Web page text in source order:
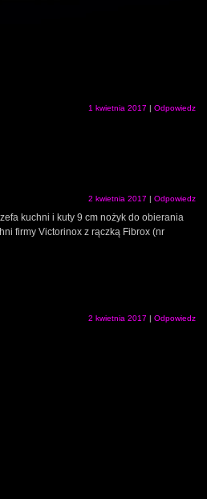
1 kwietnia 2017 | Odpowiedz
2 kwietnia 2017 | Odpowiedz
kuchni i kuty 9 cm nożyk do obierania
firmy Victorinox z rączką Fibrox (nr
2 kwietnia 2017 | Odpowiedz